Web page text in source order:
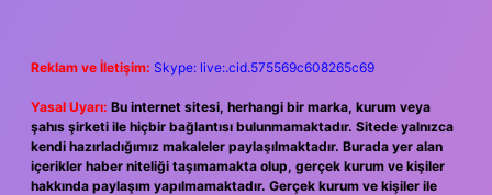
Reklam ve İletişim: Skype: live:.cid.575569c608265c69
Yasal Uyarı: Bu internet sitesi, herhangi bir marka, kurum veya
şahıs şirketi ile hiçbir bağlantısı bulunmamaktadır. Sitede yalnızca
kendi hazırladığımız makaleler paylaşılmaktadır. Burada yer alan
içerikler haber niteliği taşımamakta olup, gerçek kurum ve kişiler
hakkında paylaşım yapılmamaktadır. Gerçek kurum ve kişiler ile